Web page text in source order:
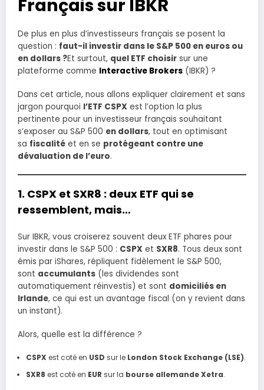
Français sur IBKR
De plus en plus d’investisseurs français se posent la
question : faut-il investir dans le S&P 500 en euros ou
en dollars ?Et surtout, quel ETF choisir sur une
plateforme comme Interactive Brokers (IBKR) ?
Dans cet article, nous allons expliquer clairement et sans
jargon pourquoi l’ETF CSPX est l’option la plus
pertinente pour un investisseur français souhaitant
s’exposer au S&P 500 en dollars, tout en optimisant
sa fiscalité et en se protégeant contre une
dévaluation de l’euro.
1. CSPX et SXR8 : deux ETF qui se
ressemblent, mais…
Sur IBKR, vous croiserez souvent deux ETF phares pour
investir dans le S&P 500 : CSPX et SXR8. Tous deux sont
émis par iShares, répliquent fidèlement le S&P 500,
sont accumulants (les dividendes sont
automatiquement réinvestis) et sont domiciliés en
Irlande, ce qui est un avantage fiscal (on y revient dans
un instant).
Alors, quelle est la différence ?
CSPX est coté en USD sur le London Stock Exchange (LSE).
SXR8 est coté en EUR sur la bourse allemande Xetra.